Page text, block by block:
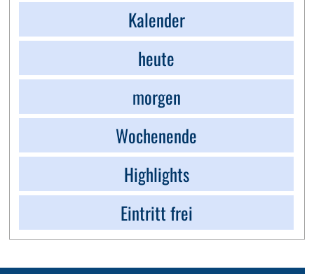
Kalender
heute
morgen
Wochenende
Highlights
Eintritt frei